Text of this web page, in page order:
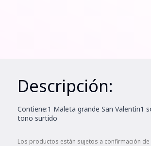
Descripción:
Contiene:1 Maleta grande San
tono surtido
Los productos están sujetos a confirmación de